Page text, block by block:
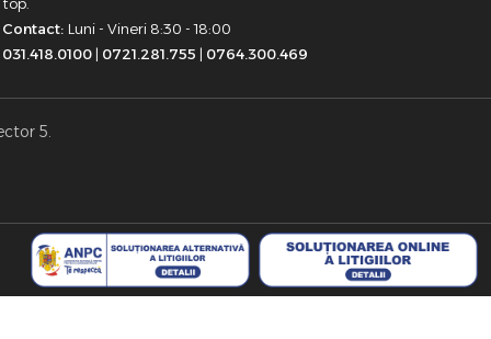
Contact: Luni - Vineri 8:30 - 18:00
031.418.0100 | 0721.281.755 | 0764.300.469
5.